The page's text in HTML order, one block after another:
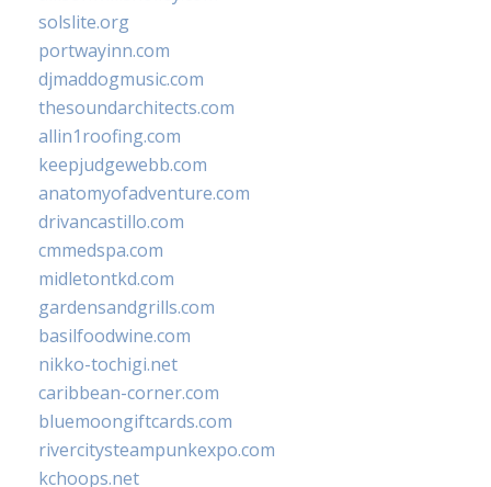
solslite.org
portwayinn.com
djmaddogmusic.com
thesoundarchitects.com
allin1roofing.com
keepjudgewebb.com
anatomyofadventure.com
drivancastillo.com
cmmedspa.com
midletontkd.com
gardensandgrills.com
basilfoodwine.com
nikko-tochigi.net
caribbean-corner.com
bluemoongiftcards.com
rivercitysteampunkexpo.com
kchoops.net